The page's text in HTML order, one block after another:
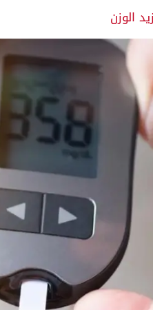
الوزن